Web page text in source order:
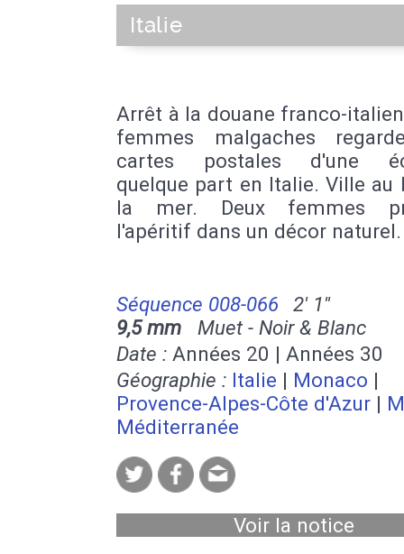
Italie
Arrêt à la douane franco-
femmes malgaches
cartes postales d'une
quelque part en Italie. Ville au
la mer. Deux femmes
l'apéritif dans un décor naturel.
Séquence 008-066
2' 1''
9,5 mm Muet - Noir & Blanc
Date : Années 20 | Années 30
Géographie : Italie | Monaco |
Provence-Alpes-Côte d'Azur |
Méditerranée
Voir la notice